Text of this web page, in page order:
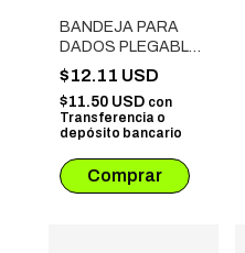
BANDEJA PARA
DADOS PLEGABLE
DE TERCIOPELO
VERDE
$12.11 USD
$11.50 USD con
Transferencia o
depósito bancario